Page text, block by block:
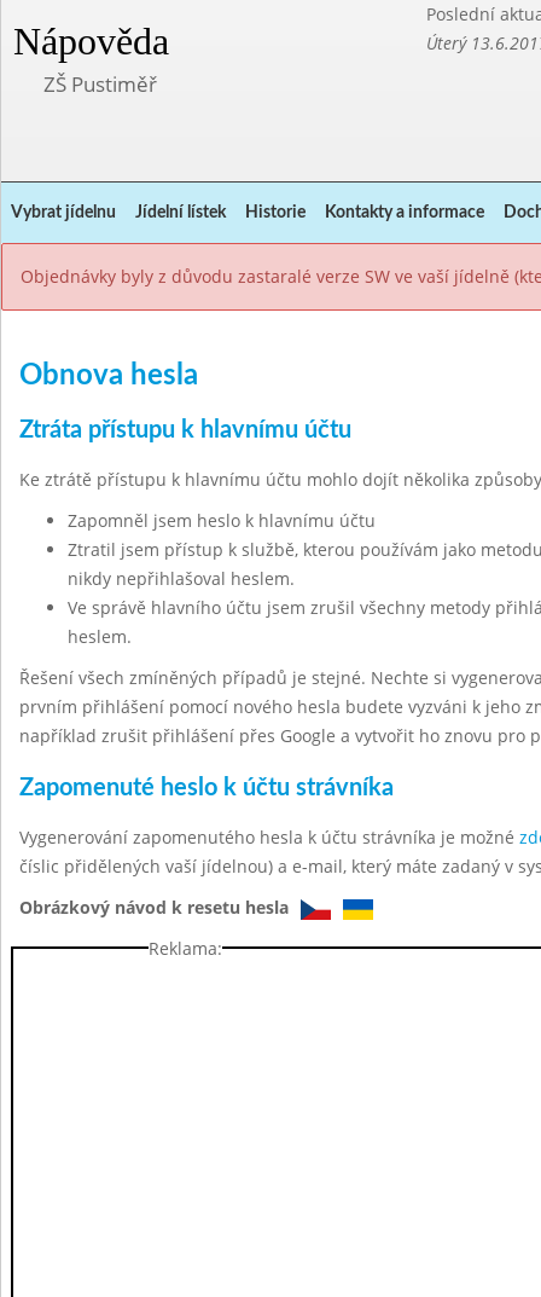
Nápověda
Poslední
Úterý
ZŠ Pustiměř
Vybrat jídelnu Jídelní lístek Historie Kontakty a informace
Objednávky byly z důvodu zastaralé verze SW ve vaší jídelně
Obnova hesla
Ztráta přístupu k hlavnímu účtu
Ke ztrátě přístupu k hlavnímu účtu mohlo dojít několika
Zapomněl jsem heslo k hlavnímu účtu
Ztratil jsem přístup k službě, kterou používám jako
nikdy nepřihlašoval heslem.
Ve správě hlavního účtu jsem zrušil všechny metody
heslem.
Řešení všech zmíněných případů je stejné. Nechte si
prvním přihlášení pomocí nového hesla budete vyzváni k jeho
například zrušit přihlášení přes Google a vytvořit ho znovu pro
Zapomenuté heslo k účtu strávníka
Vygenerování zapomenutého hesla k účtu strávníka je možné
číslic přidělených vaší jídelnou) a e-mail, který máte zadaný v
Obrázkový návod k resetu hesla
Reklama: